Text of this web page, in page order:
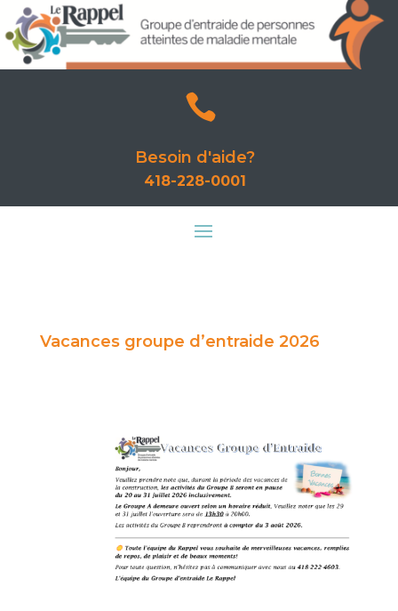

Besoin d'aide?
418-228-0001
Vacances groupe d’entraide 2026